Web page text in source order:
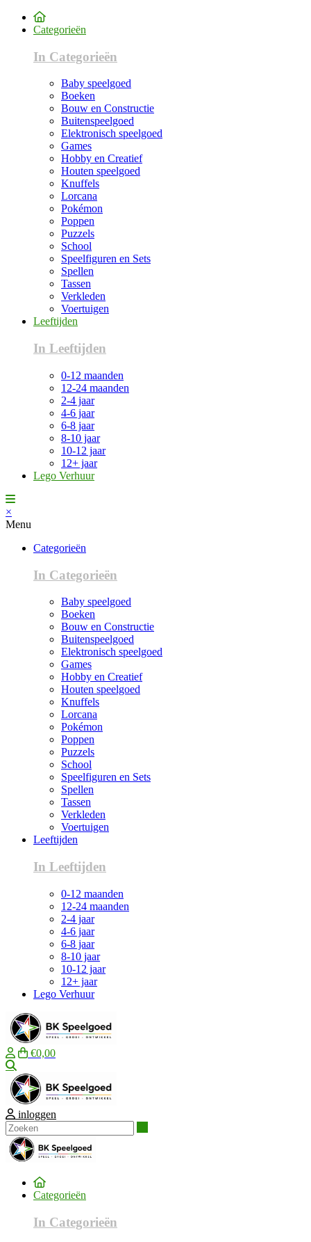
Categorieën
In Categorieën
Baby speelgoed
Boeken
Bouw en Constructie
Buitenspeelgoed
Elektronisch speelgoed
Games
Hobby en Creatief
Houten speelgoed
Knuffels
Lorcana
Pokémon
Poppen
Puzzels
School
Speelfiguren en Sets
Spellen
Tassen
Verkleden
Voertuigen
Leeftijden
In Leeftijden
0-12 maanden
12-24 maanden
2-4 jaar
4-6 jaar
6-8 jaar
8-10 jaar
10-12 jaar
12+ jaar
Lego Verhuur
×
Menu
Categorieën
In Categorieën
Baby speelgoed
Boeken
Bouw en Constructie
Buitenspeelgoed
Elektronisch speelgoed
Games
Hobby en Creatief
Houten speelgoed
Knuffels
Lorcana
Pokémon
Poppen
Puzzels
School
Speelfiguren en Sets
Spellen
Tassen
Verkleden
Voertuigen
Leeftijden
In Leeftijden
0-12 maanden
12-24 maanden
2-4 jaar
4-6 jaar
6-8 jaar
8-10 jaar
10-12 jaar
12+ jaar
Lego Verhuur
€0,00
inloggen
Categorieën
In Categorieën